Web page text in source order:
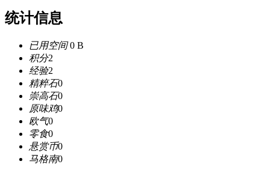
统计信息
已用空间0 B
积分2
经验2
精粹石0
崇高石0
原味鸡0
欧气0
零食0
悬赏币0
马格南0